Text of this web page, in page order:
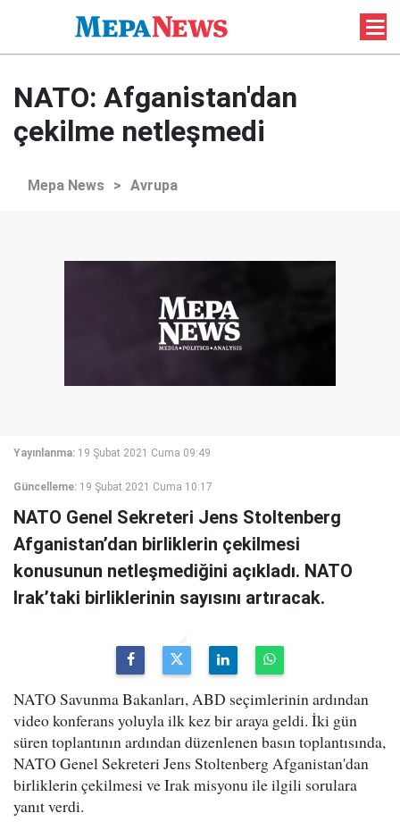
NATO: Afganistan'dan
çekilme netleşmedi
Mepa News > Avrupa
Yayınlanma: 19 Şubat 2021 Cuma 09:49
Güncelleme: 19 Şubat 2021 Cuma 10:17
NATO Genel Sekreteri Jens Stoltenberg
Afganistan’dan birliklerin çekilmesi
konusunun netleşmediğini açıkladı. NATO
Irak’taki birliklerinin sayısını artıracak.
NATO Savunma Bakanları, ABD seçimlerinin ardından
video konferans yoluyla ilk kez bir araya geldi. İki gün
süren toplantının ardından düzenlenen basın toplantısında,
NATO Genel Sekreteri Jens Stoltenberg Afganistan'dan
birliklerin çekilmesi ve Irak misyonu ile ilgili sorulara
yanıt verdi.